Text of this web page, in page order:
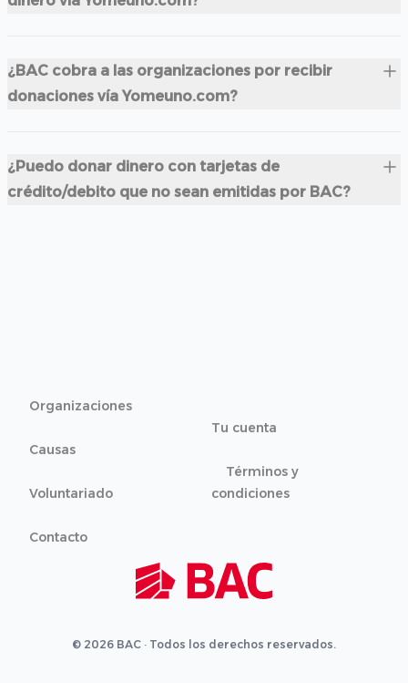
¿BAC cobra a las organizaciones por recibir
donaciones vía Yomeuno.com?
¿Puedo donar dinero con tarjetas de
crédito/debito que no sean emitidas por BAC?
Organizaciones
Causas
Voluntariado
Contacto
Tu cuenta
Términos y
condiciones
© 2026 BAC · Todos los derechos reservados.